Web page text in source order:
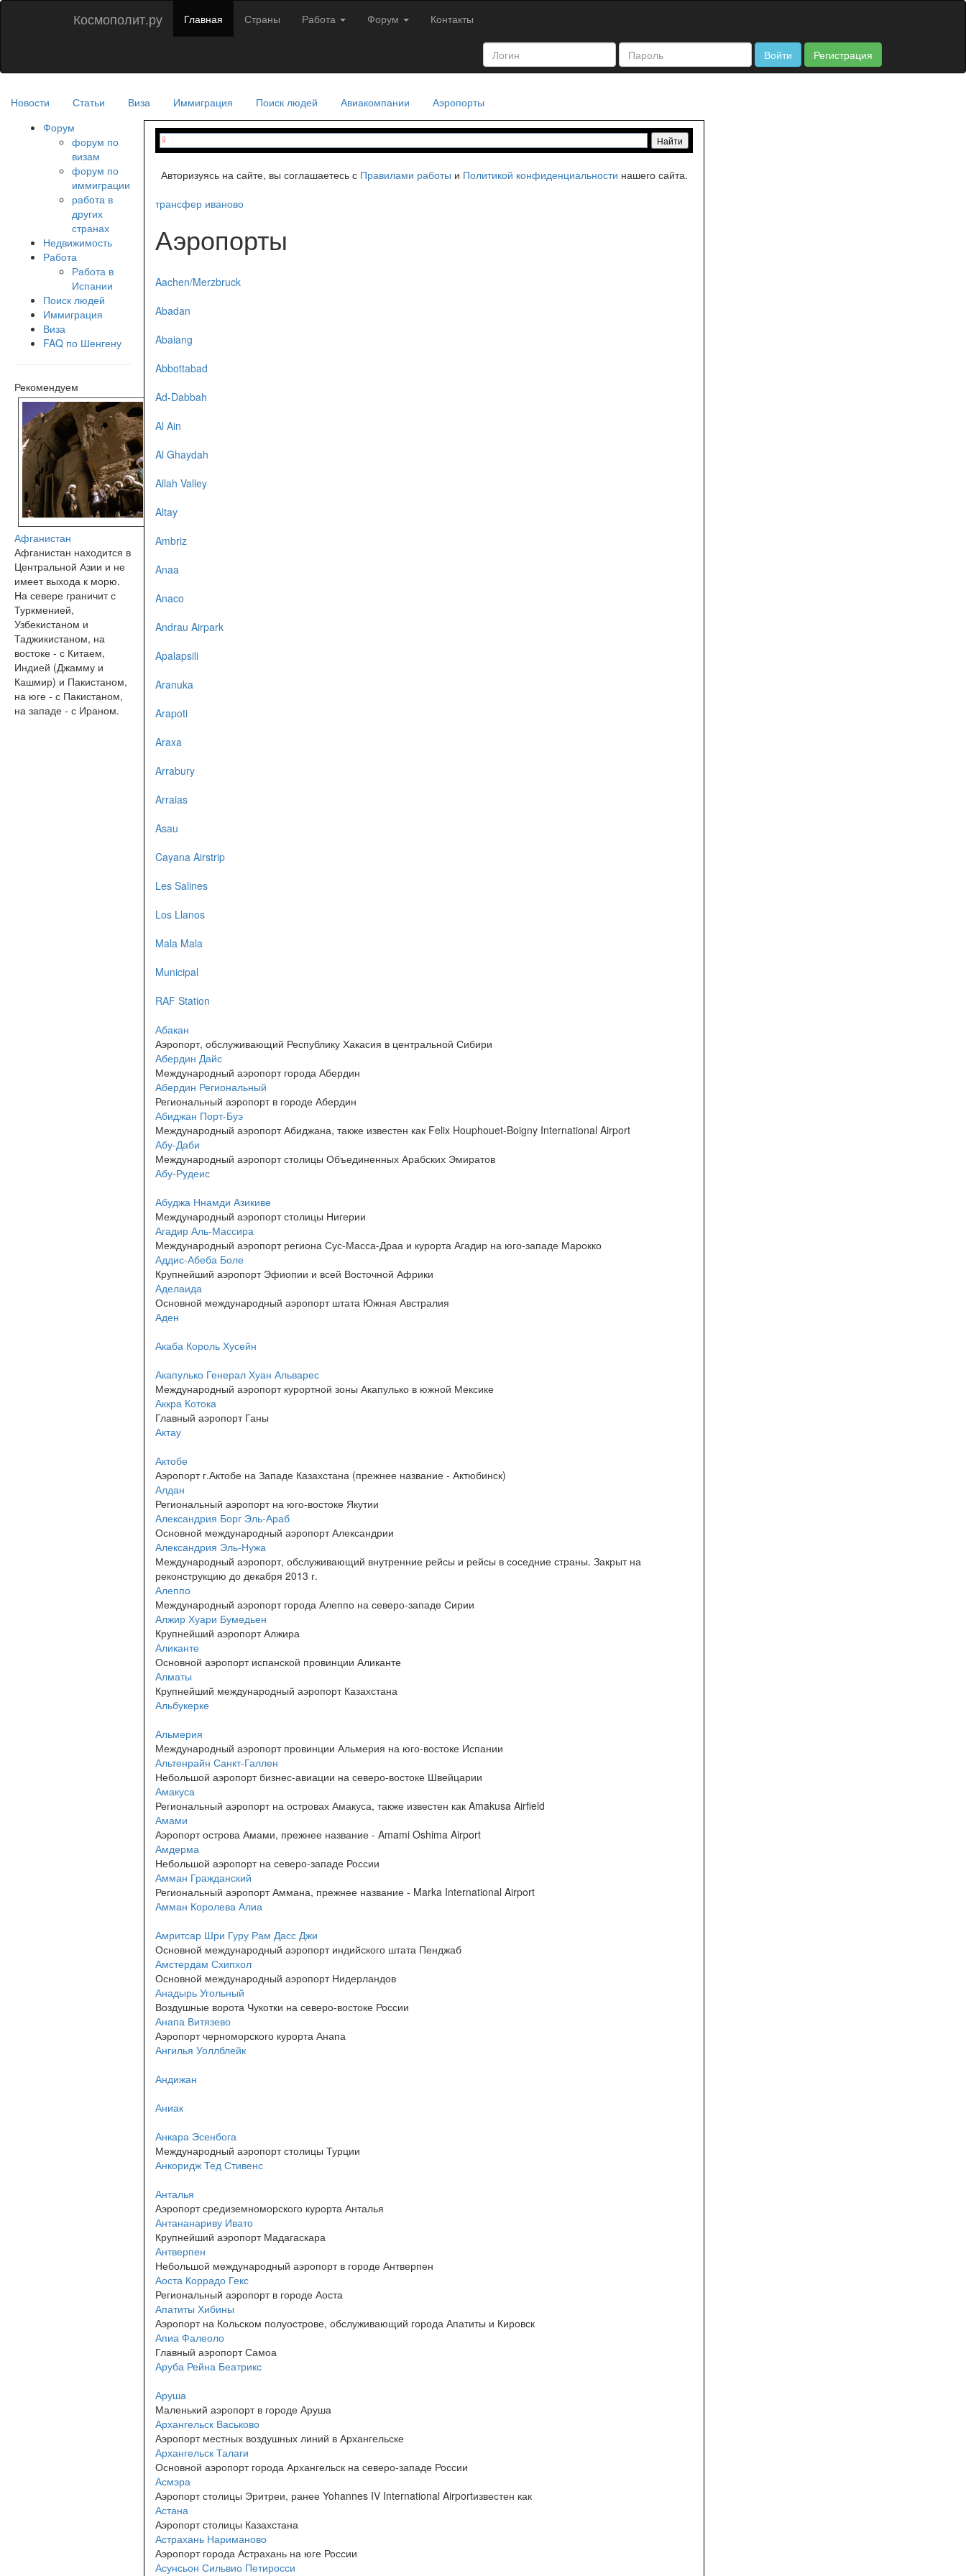
Космополит.ру Главная Страны Работа Форум Контакты
Войти Регистрация
Новости Статьи Виза Иммиграция Поиск людей Авиакомпании
Аэропорты
Форум
форум по
визам
форум по
иммиграции
работа в
других
странах
Недвижимость
Работа
Работа в
Испании
Поиск людей
Иммиграция
Виза
FAQ по Шенгену
Рекомендуем
Афганистан
Афганистан находится в
Центральной Азии и не
имеет выхода к морю.
На севере граничит с
Туркменией,
Узбекистаном и
Таджикистаном, на
востоке - с Китаем,
Индией (Джамму и
Кашмир) и Пакистаном,
на юге - с Пакистаном,
на западе - с Ираном.
Авторизуясь на сайте, вы соглашаетесь с Правилами работы и Политикой конфиденциальности нашего сайта.
трансфер иваново
Аэропорты
Aachen/Merzbruck
Abadan
Abaiang
Abbottabad
Ad-Dabbah
Al Ain
Al Ghaydah
Allah Valley
Altay
Ambriz
Anaa
Anaco
Andrau Airpark
Apalapsili
Aranuka
Arapoti
Araxa
Arrabury
Arraias
Asau
Cayana Airstrip
Les Salines
Los Llanos
Mala Mala
Municipal
RAF Station
Абакан
Аэропорт, обслуживающий Республику Хакасия в центральной Сибири
Абердин Дайс
Международный аэропорт города Абердин
Абердин Региональный
Региональный аэропорт в городе Абердин
Абиджан Порт-Буэ
Международный аэропорт Абиджана, также известен как Felix Houphouet-Boigny International Airport
Абу-Даби
Международный аэропорт столицы Объединенных Арабских Эмиратов
Абу-Рудеис
Абуджа Ннамди Азикиве
Международный аэропорт столицы Нигерии
Агадир Аль-Массира
Международный аэропорт региона Сус-Масса-Драа и курорта Агадир на юго-западе Марокко
Аддис-Абеба Боле
Крупнейший аэропорт Эфиопии и всей Восточной Африки
Аделаида
Основной международный аэропорт штата Южная Австралия
Аден
Акаба Король Хусейн
Акапулько Генерал Хуан Альварес
Международный аэропорт курортной зоны Акапулько в южной Мексике
Аккра Котока
Главный аэропорт Ганы
Актау
Актобе
Аэропорт г.Актобе на Западе Казахстана (прежнее название - Актюбинск)
Алдан
Региональный аэропорт на юго-востоке Якутии
Александрия Борг Эль-Араб
Основной международный аэропорт Александрии
Александрия Эль-Нужа
Международный аэропорт, обслуживающий внутренние рейсы и рейсы в соседние страны. Закрыт на
реконструкцию до декабря 2013 г.
Алеппо
Международный аэропорт города Алеппо на северо-западе Сирии
Алжир Хуари Бумедьен
Крупнейший аэропорт Алжира
Аликанте
Основной аэропорт испанской провинции Аликанте
Алматы
Крупнейший международный аэропорт Казахстана
Альбукерке
Альмерия
Международный аэропорт провинции Альмерия на юго-востоке Испании
Альтенрайн Санкт-Галлен
Небольшой аэропорт бизнес-авиации на северо-востоке Швейцарии
Амакуса
Региональный аэропорт на островах Амакуса, также известен как Amakusa Airfield
Амами
Аэропорт острова Амами, прежнее название - Amami Oshima Airport
Амдерма
Небольшой аэропорт на северо-западе России
Амман Гражданский
Региональный аэропорт Аммана, прежнее название - Marka International Airport
Амман Королева Алиа
Амритсар Шри Гуру Рам Дасс Джи
Основной международный аэропорт индийского штата Пенджаб
Амстердам Схипхол
Основной международный аэропорт Нидерландов
Анадырь Угольный
Воздушные ворота Чукотки на северо-востоке России
Анапа Витязево
Аэропорт черноморского курорта Анапа
Ангилья Уоллблейк
Андижан
Аниак
Анкара Эсенбога
Международный аэропорт столицы Турции
Анкоридж Тед Стивенс
Анталья
Аэропорт средиземноморского курорта Анталья
Антананариву Ивато
Крупнейший аэропорт Мадагаскара
Антверпен
Небольшой международный аэропорт в городе Антверпен
Аоста Коррадо Гекс
Региональный аэропорт в городе Аоста
Апатиты Хибины
Аэропорт на Кольском полуострове, обслуживающий города Апатиты и Кировск
Апиа Фалеоло
Главный аэропорт Самоа
Аруба Рейна Беатрикс
Аруша
Маленький аэропорт в городе Аруша
Архангельск Васьково
Аэропорт местных воздушных линий в Архангельске
Архангельск Талаги
Основной аэропорт города Архангельск на северо-западе России
Асмэра
Аэропорт столицы Эритреи, ранее Yohannes IV International Airportизвестен как
Астана
Аэропорт столицы Казахстана
Астрахань Нариманово
Аэропорт города Астрахань на юге России
Асунсьон Сильвио Петиросси